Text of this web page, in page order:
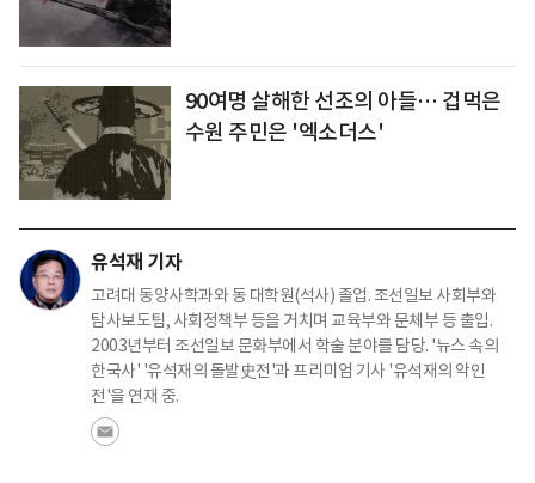
90여명 살해한 선조의 아들… 겁먹은
수원 주민은 '엑소더스'
유석재 기자
고려대 동양사학과와 동 대학원(석사) 졸업. 조선일보 사회부와
탐사보도팀, 사회정책부 등을 거치며 교육부와 문체부 등 출입.
2003년부터 조선일보 문화부에서 학술 분야를 담당. '뉴스 속의
한국사' '유석재의 돌발史전'과 프리미엄 기사 '유석재의 악인
전'을 연재 중.